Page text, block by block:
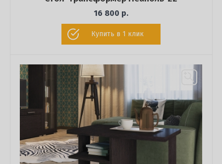
16 800 р.
Купить в 1 клик